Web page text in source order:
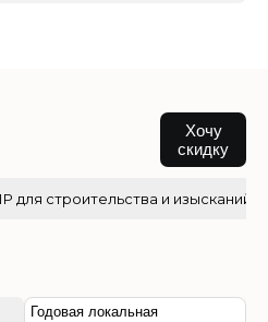
Хочу
скидку
для строительства и изысканий
Годовая локальная